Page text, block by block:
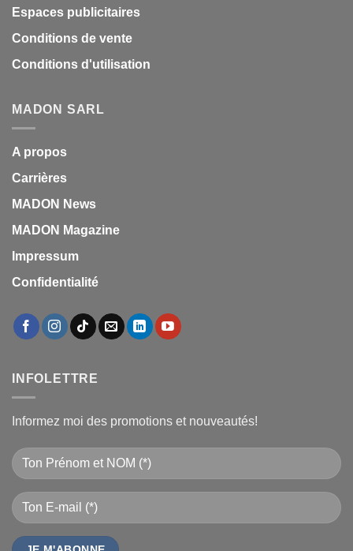
Espaces publicitaires
Conditions de vente
Conditions d'utilisation
MADON SARL
A propos
Carrières
MADON News
MADON Magazine
Impressum
Confidentialité
INFOLETTRE
Informez moi des promotions et nouveautés!